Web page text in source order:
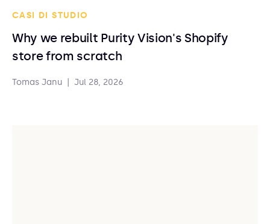
CASI DI STUDIO
Why we rebuilt Purity Vision's Shopify
store from scratch
Tomas Janu Jul 28, 2026